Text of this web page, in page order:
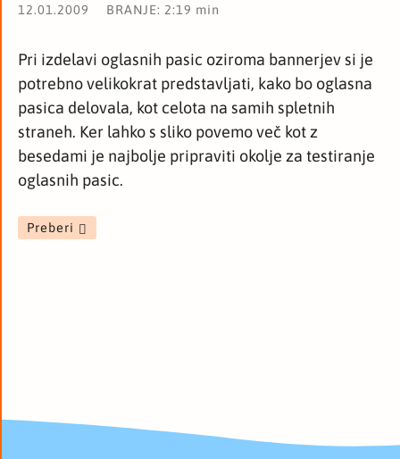
12.01.2009
BRANJE: 2:19 min
Pri izdelavi oglasnih pasic oziroma bannerjev si je
potrebno velikokrat predstavljati, kako bo oglasna
pasica delovala, kot celota na samih spletnih
straneh. Ker lahko s sliko povemo več kot z
besedami je najbolje pripraviti okolje za testiranje
oglasnih pasic.
Preberi